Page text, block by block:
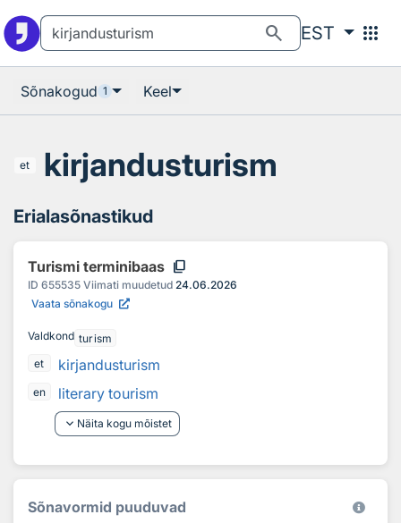
search EST apps
Sõnakogud 1 Keel
et kirjandusturism
Erialasõnastikud
Turismi terminibaas content_copy
ID 655535 Viimati muudetud 24.06.2026
Vaata sõnakogu
Valdkond turism
et
kirjandusturism
en
literary tourism
keyboard_arrow_down Näita kogu mõistet
Sõnavormid puuduvad